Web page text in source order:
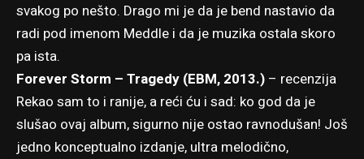
svakog po nešto. Drago mi je da je bend nastavio da
radi pod imenom Meddle i da je muzika ostala skoro
pa ista.
Forever Storm – Tragedy (EBM, 2013.) – recenzija
Rekao sam to i ranije, a reći ću i sad: ko god da je
slušao ovaj album, sigurno nije ostao ravnodušan! Još
jedno konceptualno izdanje, ultra melodično,